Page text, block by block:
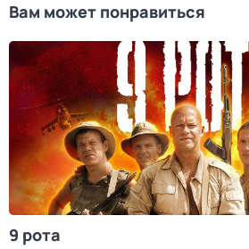
Вам может понравиться
9 рота